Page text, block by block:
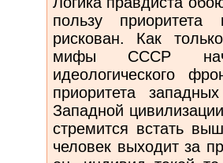
пользу приоритета
рискован. Как
мифы СССР
идеологического
приоритета
Западной
стремится встать
человек выходит за